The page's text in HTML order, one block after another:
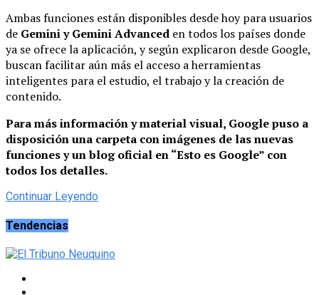
Ambas funciones están disponibles desde hoy para usuarios
de Gemini y Gemini Advanced en todos los países donde
ya se ofrece la aplicación, y según explicaron desde Google,
buscan facilitar aún más el acceso a herramientas
inteligentes para el estudio, el trabajo y la creación de
contenido.
Para más información y material visual, Google puso a
disposición una carpeta con imágenes de las nuevas
funciones y un blog oficial en “Esto es Google” con
todos los detalles.
Continuar Leyendo
Tendencias